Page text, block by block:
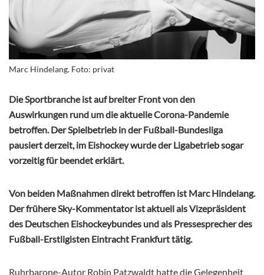
Marc Hindelang. Foto: privat
Die Sportbranche ist auf breiter Front von den
Auswirkungen rund um die aktuelle Corona-Pandemie
betroffen. Der Spielbetrieb in der Fußball-Bundesliga
pausiert derzeit, im Eishockey wurde der Ligabetrieb sogar
vorzeitig für beendet erklärt.
Von beiden Maßnahmen direkt betroffen ist Marc Hindelang.
Der frühere Sky-Kommentator ist aktuell als Vizepräsident
des Deutschen Eishockeybundes und als Pressesprecher des
Fußball-Erstligisten Eintracht Frankfurt tätig.
Ruhrbarone-Autor Robin Patzwaldt hatte die Gelegenheit